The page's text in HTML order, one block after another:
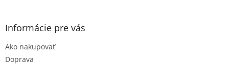
Informácie pre vás
Ako nakupovať
Doprava